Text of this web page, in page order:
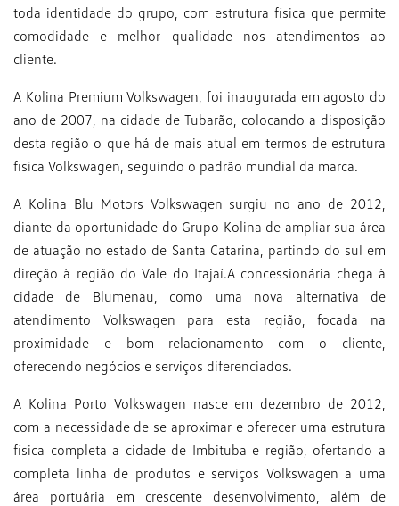
toda identidade do grupo, com estrutura física que permite
comodidade e melhor qualidade nos atendimentos ao
cliente.
A Kolina Premium Volkswagen, foi inaugurada em agosto do
ano de 2007, na cidade de Tubarão, colocando a disposição
desta região o que há de mais atual em termos de estrutura
física Volkswagen, seguindo o padrão mundial da marca.
A Kolina Blu Motors Volkswagen surgiu no ano de 2012,
diante da oportunidade do Grupo Kolina de ampliar sua área
de atuação no estado de Santa Catarina, partindo do sul em
direção à região do Vale do Itajaí.A concessionária chega à
cidade de Blumenau, como uma nova alternativa de
atendimento Volkswagen para esta região, focada na
proximidade e bom relacionamento com o cliente,
oferecendo negócios e serviços diferenciados.
A Kolina Porto Volkswagen nasce em dezembro de 2012,
com a necessidade de se aproximar e oferecer uma estrutura
física completa a cidade de Imbituba e região, ofertando a
completa linha de produtos e serviços Volkswagen a uma
área portuária em crescente desenvolvimento, além de